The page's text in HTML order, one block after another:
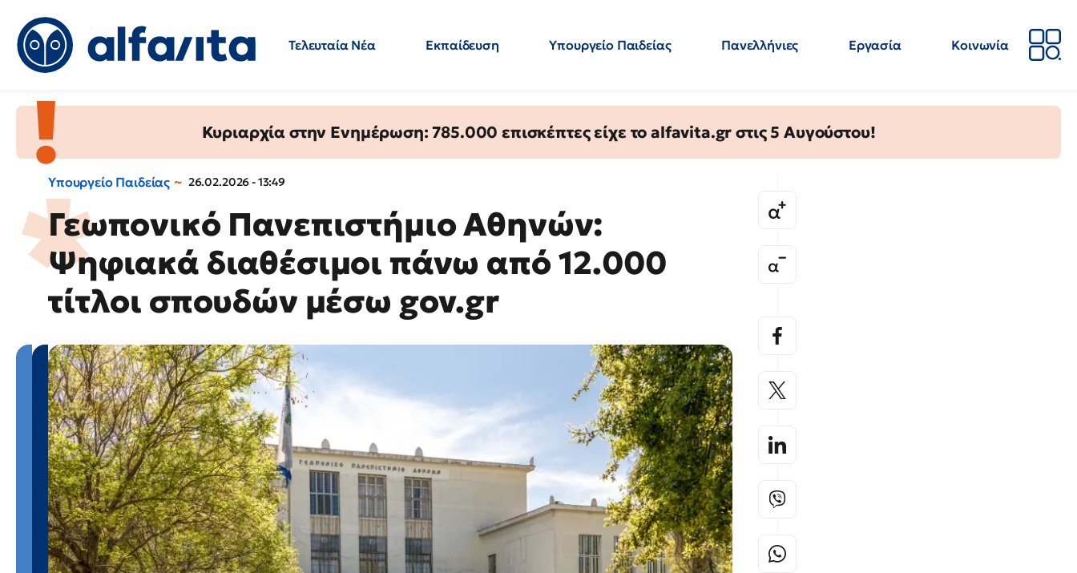
Τελευταία Νέα Εκπαίδευση Υπουργείο Παιδείας Πανελλήνιες Εργασία
Κοινωνία
Κυριαρχία στην Ενημέρωση: 785.000 επισκέπτες είχε το alfavita.gr στις 5 Αυγούστου!
Υπουργείο Παιδείας 26.02.2026 - 13:49
Γεωπονικό Πανεπιστήμιο Αθηνών:
Ψηφιακά διαθέσιμοι πάνω από 12.000
τίτλοι σπουδών μέσω gov.gr